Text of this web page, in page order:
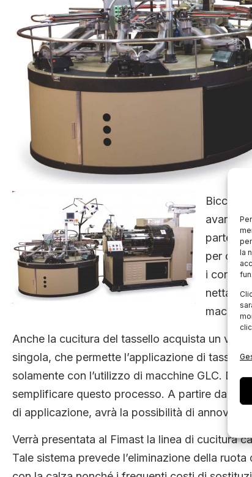
la
per
i
Anche la cucitura del tassello acquista un
singola, che permette l’applicazione di tasselli
solamente con l’utilizzo di macchine GLC. Da
semplificare questo processo. A partire da
di applicazione, avrà la possibilità di
Verrà presentata al Fimast la linea di cucitura
Tale sistema prevede l’eliminazione della